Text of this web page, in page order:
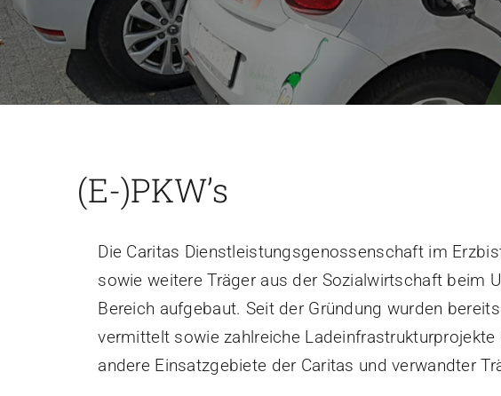
(E-)PKW’s
Die Caritas Dienstleistungsgenossenschaft im
sowie weitere Träger aus der Sozialwirtschaft beim
Bereich aufgebaut. Seit der Gründung wurden
vermittelt sowie zahlreiche
andere Einsatzgebiete der Caritas und verwandter